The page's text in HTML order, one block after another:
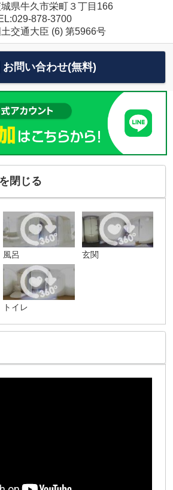
県牛久市栄町３丁目166
878-3700
土交通大臣 (6) 第5966号
お問い合わせ(無料)
閉じる
風呂 玄関
トイレ